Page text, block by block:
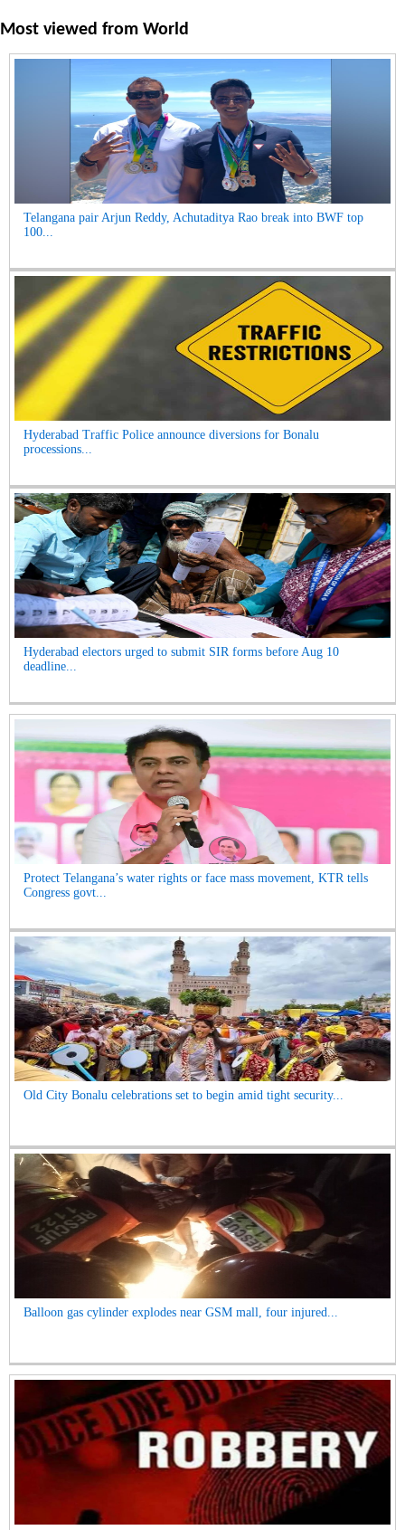
Most viewed from World
Telangana pair Arjun Reddy, Achutaditya Rao break into BWF top
100...
Hyderabad Traffic Police announce diversions for Bonalu
processions...
Hyderabad electors urged to submit SIR forms before Aug 10
deadline...
Protect Telangana’s water rights or face mass movement, KTR tells
Congress govt...
Old City Bonalu celebrations set to begin amid tight security...
Balloon gas cylinder explodes near GSM mall, four injured...